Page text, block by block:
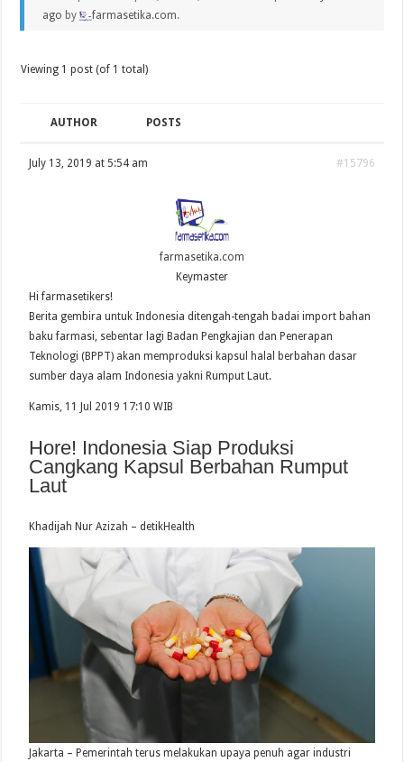
ago by farmasetika.com.
Viewing 1 post (of 1 total)
AUTHOR POSTS
July 13, 2019 at 5:54 am #15796
farmasetika.com
Keymaster
Hi farmasetikers!
Berita gembira untuk Indonesia ditengah-tengah badai import bahan
baku farmasi, sebentar lagi Badan Pengkajian dan Penerapan
Teknologi (BPPT) akan memproduksi kapsul halal berbahan dasar
sumber daya alam Indonesia yakni Rumput Laut.
Kamis, 11 Jul 2019 17:10 WIB
Hore! Indonesia Siap Produksi
Cangkang Kapsul Berbahan Rumput
Laut
Khadijah Nur Azizah – detikHealth
Jakarta – Pemerintah terus melakukan upaya penuh agar industri